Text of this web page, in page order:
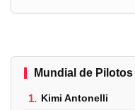
Mundial de Pilotos
1. Kimi Antonelli